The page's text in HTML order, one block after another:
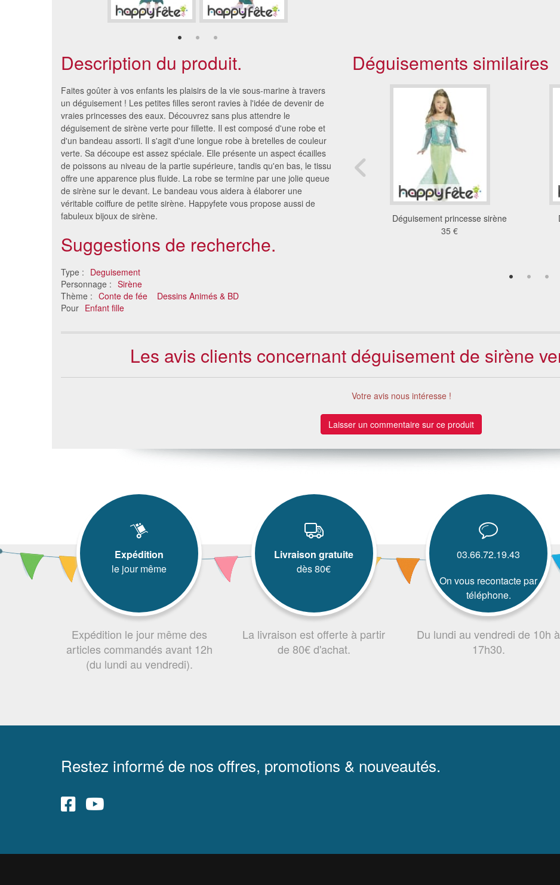
Description du produit.
Faites goûter à vos enfants les plaisirs de la vie sous-marine à travers
un déguisement ! Les petites filles seront ravies à l'idée de devenir de
vraies princesses des eaux. Découvrez sans plus attendre le
déguisement de sirène verte pour fillette. Il est composé d'une robe et
d'un bandeau assorti. Il s'agit d'une longue robe à bretelles de couleur
verte. Sa découpe est assez spéciale. Elle présente un aspect écailles
de poissons au niveau de la partie supérieure, tandis qu'en bas, le tissu
offre une apparence plus fluide. La robe se termine par une jolie queue
de sirène sur le devant. Le bandeau vous aidera à élaborer une
véritable coiffure de petite sirène. Happyfete vous propose aussi de
fabuleux bijoux de sirène.
Suggestions de recherche.
Type : Deguisement
Personnage : Sirène
Thème : Conte de fée
Dessins Animés & BD
Pour Enfant fille
Déguisements similaires
Déguisement de Anna pour
22 €
Déguisement princesse sirène
35 €
Les avis clients concernant déguisement de sirène
Votre avis nous intéresse !
Laisser un commentaire sur ce produit
Expédition
le jour même
Expédition le jour même des
articles commandés avant 12h
(du lundi au vendredi).
Livraison gratuite
dès 80€
La livraison est offerte à partir
de 80€ d'achat.
03.66.72.19.43
On vous recontacte par
téléphone.
Du lundi au vendredi de 10h à
17h30.
Restez informé de nos offres, promotions & nouveautés.